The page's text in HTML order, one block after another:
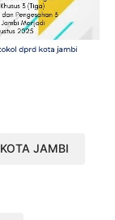
KOTA JAMBI